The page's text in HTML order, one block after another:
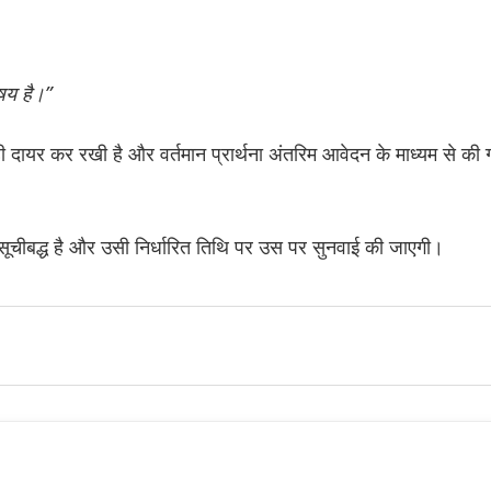
है।”
दायर कर रखी है और वर्तमान प्रार्थना अंतरिम आवेदन के माध्यम से की
है और उसी निर्धारित तिथि पर उस पर सुनवाई की जाएगी।